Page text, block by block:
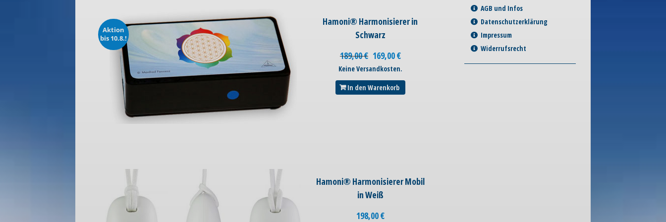
Aktion
bis 10.8.!
Hamoni® Harmonisierer in
Schwarz
189,00€ 169,00€
Keine Versandkosten.
In den Warenkorb
Hamoni® Harmonisierer Mobil
in Weiß
198,00€
AGB und Infos
Datenschutzerklärung
Impressum
Widerrufsrecht